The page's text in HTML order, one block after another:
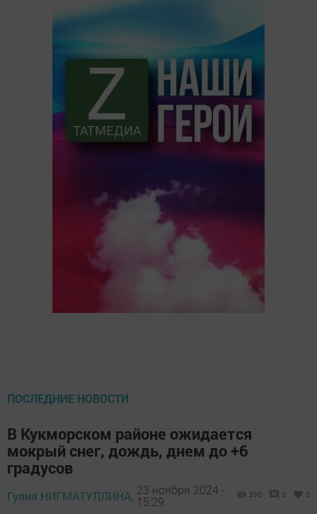
ПОСЛЕДНИЕ НОВОСТИ
В Кукморском районе ожидается
мокрый снег, дождь, днем до +6
градусов
Гулия НИГМАТУЛЛИНА, 23 ноября 2024 -
15:29
330 0 0